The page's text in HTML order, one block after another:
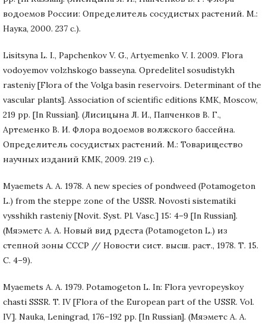
водоемов России: Определитель сосудистых растений. М.:
Наука, 2000. 237 с.).
Lisitsyna L. I., Papchenkov V. G., Artyemenko V. I. 2009. Flora
vodoyemov volzhskogo basseyna. Opredelitel sosudistykh
rasteniy [Flora of the Volga basin reservoirs. Determinant of the
vascular plants]. Association of scientific editions KMK, Moscow,
219 pp. [In Russian]. (Лисицына Л. И., Папченков В. Г.,
Артеменко В. И. Флора водоемов волжского бассейна.
Определитель сосудистых растений. М.: Товарищество
научных изданий КМК, 2009. 219 с.).
Myaemets A. A. 1978. A new species of pondweed (Potamogeton
L.) from the steppe zone of the USSR. Novosti sistematiki
vysshikh rasteniy [Novit. Syst. Pl. Vasc.] 15: 4–9 [In Russian].
(Мяэметс А. А. Новый вид рдеста (Potamogeton L.) из
степной зоны СССР // Новости сист. высш. раст., 1978. Т. 15.
С. 4–9).
Myaemets A. A. 1979. Potamogeton L. In: Flora yevropeyskoy
chasti SSSR. T. IV [Flora of the European part of the USSR. Vol.
IV]. Nauka, Leningrad, 176–192 pp. [In Russian]. (Мяэметс А. А.